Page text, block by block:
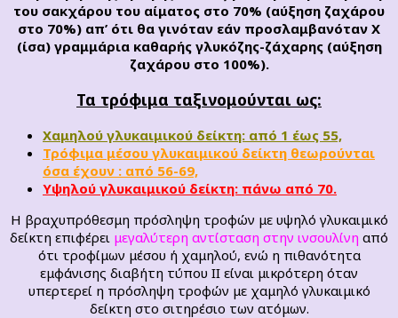
του σακχάρου του αίματος στο 70% (αύξηση ζαχάρου
στο 70%) απ’ ότι θα γινόταν εάν προσλαμβανόταν Χ
(ίσα) γραμμάρια καθαρής γλυκόζης-ζάχαρης (αύξηση
ζαχάρου στο 100%).
Τα τρόφιμα ταξινομούνται ως:
Χαμηλού γλυκαιμικού δείκτη: από 1 έως 55,
Τρόφιμα μέσου γλυκαιμικού δείκτη θεωρούνται
όσα έχουν : από 56-69,
Υψηλού γλυκαιμικού δείκτη: πάνω από 70.
Η βραχυπρόθεσμη πρόσληψη τροφών με υψηλό γλυκαιμικό
δείκτη επιφέρει μεγαλύτερη αντίσταση στην ινσουλίνη από
ότι τροφίμων μέσου ή χαμηλού, ενώ η πιθανότητα
εμφάνισης διαβήτη τύπου ΙΙ είναι μικρότερη όταν
υπερτερεί η πρόσληψη τροφών με χαμηλό γλυκαιμικό
δείκτη στο σιτηρέσιο των ατόμων.